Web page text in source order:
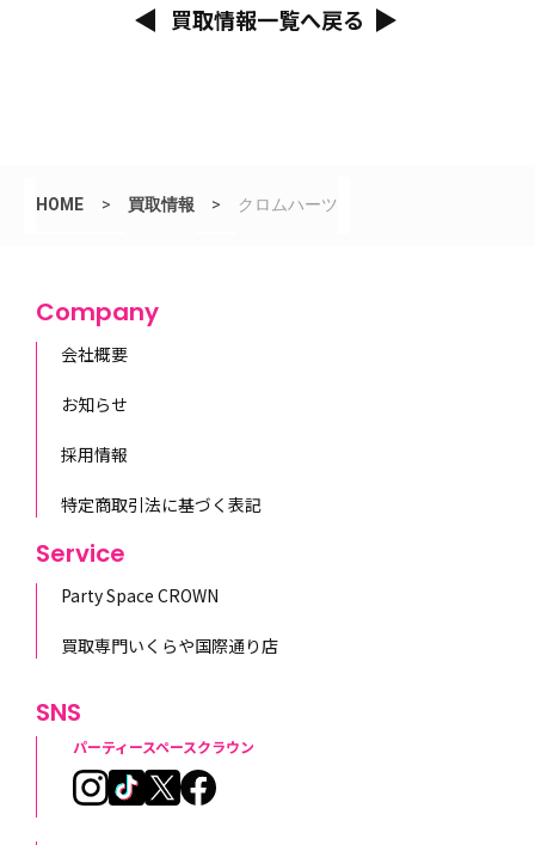
買取情報一覧へ戻る
HOME > 買取情報 > クロムハーツ
Company
会社概要
お知らせ
採用情報
特定商取引法に基づく表記
Service
Party Space CROWN
買取専門いくらや国際通り店
SNS
パーティースペースクラウン